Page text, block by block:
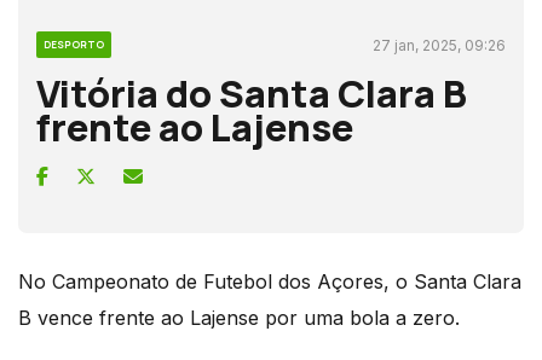
DESPORTO 27 jan, 2025, 09:26
Vitória do Santa Clara B
frente ao Lajense
No Campeonato de Futebol dos Açores, o Santa Clara
B vence frente ao Lajense por uma bola a zero.